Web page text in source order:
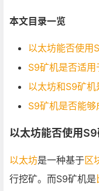
本文目录一览
以太坊能否使用
S9矿机是否适用
以太坊和S9矿机
S9矿机是否能够
以太坊能否使用S9
以太坊是一种基于区
行挖矿。而S9矿机是